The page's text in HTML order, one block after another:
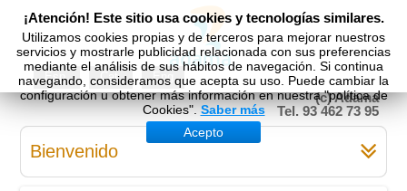
Esp Cat Eng
(c) Adama
Tel. 93 462 73 95
¡Atención! Este sitio usa cookies y tecnologías similares.
Utilizamos cookies propias y de terceros para mejorar nuestros
servicios y mostrarle publicidad relacionada con sus preferencias
mediante el análisis de sus hábitos de navegación. Si continua
navegando, consideramos que acepta su uso. Puede cambiar la
configuración u obtener más información en nuestra "política de
Cookies". Saber más
Acepto
Bienvenido